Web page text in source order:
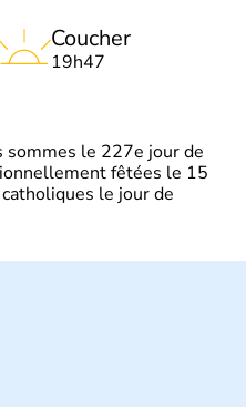
Coucher
19h47
sommes le 227e jour de
fêtées le 15
le jour de